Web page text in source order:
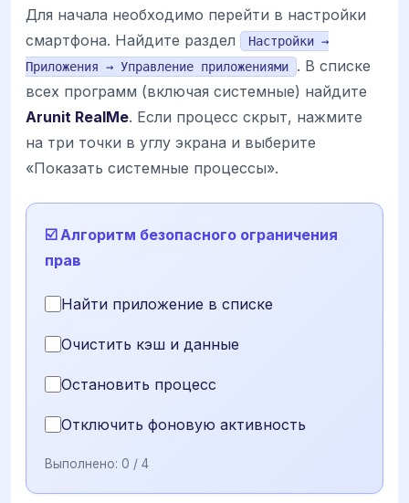
Для начала необходимо перейти в настройки
смартфона. Найдите раздел
Настройки →
Приложения → Управление приложениями
. В списке
всех программ (включая системные) найдите
Arunit RealMe. Если процесс скрыт, нажмите
на три точки в углу экрана и выберите
«Показать системные процессы».
☑️ Алгоритм безопасного ограничения
прав
Найти приложение в списке
Очистить кэш и данные
Остановить процесс
Отключить фоновую активность
Выполнено: 0 / 4